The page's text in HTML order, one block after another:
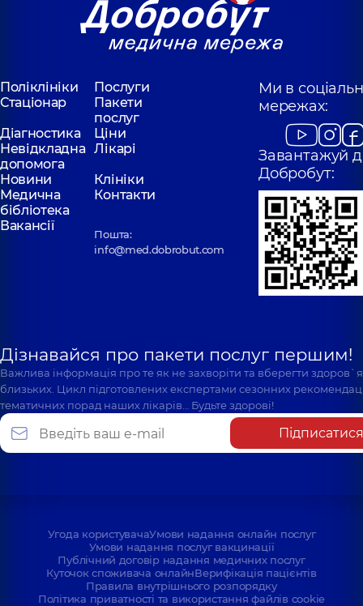
Поліклініки
Послуги
Стаціонар
Пакети
послуг
Діагностика
Ціни
Невідкладна
допомога
Лікарі
Новини
Клініки
Медична
бібліотека
Контакти
Вакансії
Пошта:
info@med.dobrobut.com
Ми в
мережах:
Завантажуй
Добробут:
Дізнавайся про пакети послуг першим!
Важлива інформація про те як не захворіти та вберегти
близьких. Цикл підготовлених експертами сезонних
тематичних порад наших лікарів… Будьте здорові!
Підписатися
Угода користувачаУмови надання онлайн послуг
Умови надання послуг вакцинації
Публічний договір надання медичних послуг
Куточок споживача онлайнВерифікація пацієнтів
Правила внутрішнього розпорядку
Політика приватності та використання файлів cookie